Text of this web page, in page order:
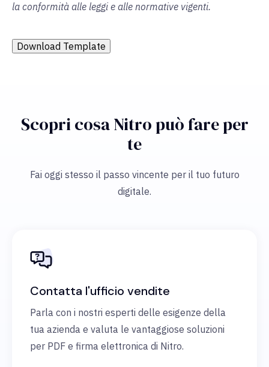
la conformità alle leggi e alle normative vigenti.
Download Template
Scopri cosa Nitro può fare per
te
Fai oggi stesso il passo vincente per il tuo futuro
digitale.
Contatta l'ufficio vendite
Parla con i nostri esperti delle esigenze della
tua azienda e valuta le vantaggiose soluzioni
per PDF e firma elettronica di Nitro.